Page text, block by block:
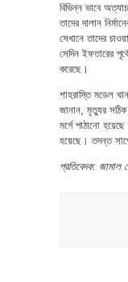
বিভিন্ন ভাবে
তাদের দালান
সেখানে তাদের
সেদিন ইফতারের
করেছে।
শাহরাস্তি মডেল
জানান, মৃত্যুর
মর্গে পাঠানো
হয়েছে। তদন্ত
প্রতিবেদক: